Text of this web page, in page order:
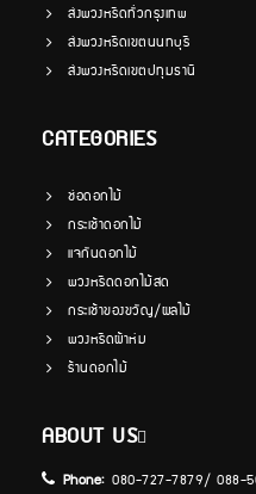
ส่งพวงหรีดทั่วกรุงเทพ
ส่งพวงหรีดเขตนนทบุรี
ส่งพวงหรีดเขตปทุมธานี
CATEGORIES
ช่อดอกไม้
กระเช้าดอกไม้
แจกันดอกไม้
พวงหรีดดอกไม้สด
กระเช้าของขวัญ/ผลไม้
พวงหรีดผ้าห่ม
ร้านดอกไม้
ABOUT US
Phone:080-727-7879/ 088-